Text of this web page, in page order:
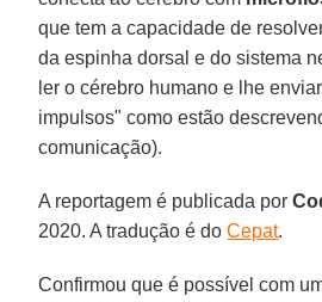
que tem a capacidade de
da espinha dorsal e do sistema
ler o cérebro humano e lhe
impulsos" como estão
comunicação).
A reportagem é publicada por
2020. A tradução é doCepat.
Confirmou que é possível com